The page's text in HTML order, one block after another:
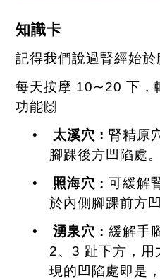
知識卡
記得我們說過腎經始於
每天按摩 10∼20下，
功能🙌
•
太溪穴 :腎精原
腳踝後方凹陷處。
•
照海穴 :可緩解
於內側腳踝前方
•
湧泉穴 :緩解手
2、3 趾下方，用
現的凹陷處即是